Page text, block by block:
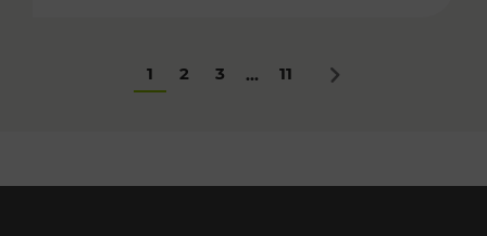
1 2 3 ... 11 Nächstes